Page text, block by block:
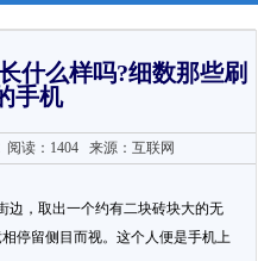
什么样吗?细数那些刷
手机
阅读：1404来源：互联网
边，取出一个约有二块砖块大的无
停留侧目而视。这个人便是手机上